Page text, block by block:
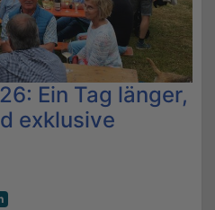
Ein Tag länger,
exklusive